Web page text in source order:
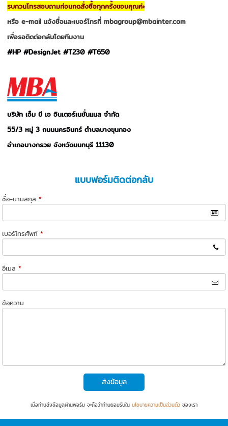
รบกวนโทรสอบถามก่อนกดสั่งซื้อทุกครั้งขอบคุณค่ะ
หรือ e-mail แจ้งชื่อและเบอร์โทรที่ mbagroup@mbainter.com
เพื่อรอติดต่อกลับโดยทีมงาน
#HP #DesignJet #T230 #T650
บริษัท เอ็ม บี เอ อินเตอร์เนชั่นแนล จำกัด
55/3 หมู่ 3 ถนนนครอินทร์ ตำบลบางขุนกอง
อำเภอบางกรวย จังหวัดนนทบุรี 11130
แบบฟอร์มติดต่อกลับ
ชื่อ-นามสกุล *
เบอร์โทรศัพท์ *
อีเมล *
ข้อความ
ส่งข้อมูล
เมื่อท่านส่งข้อมูลผ่านฟอร์ม จะถือว่าท่านยอมรับใน นโยบายความเป็นส่วนตัว ของเรา